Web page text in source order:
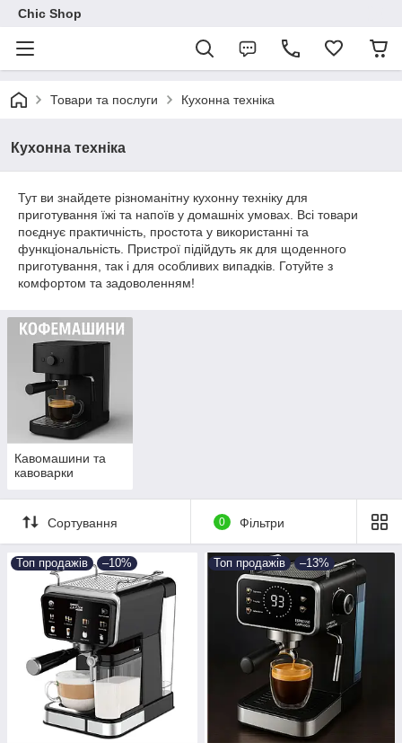
Chic Shop
Товари та послуги Кухонна техніка
Кухонна техніка
Тут ви знайдете різноманітну кухонну техніку для
приготування їжі та напоїв у домашніх умовах. Всі товари
поєднує практичність, простота у використанні та
функціональність. Пристрої підійдуть як для щоденного
приготування, так і для особливих випадків. Готуйте з
комфортом та задоволенням!
Кавомашини та
кавоварки
Сортування 0 Фільтри
Топ продажів –10% Топ продажів –13%